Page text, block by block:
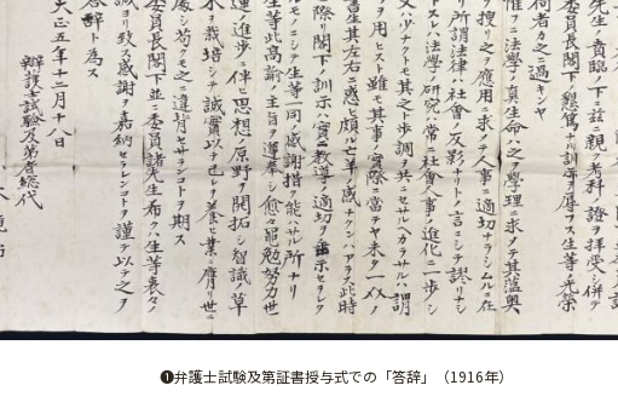
❶弁護士試験及第証書授与式での「答辞」（1916年）